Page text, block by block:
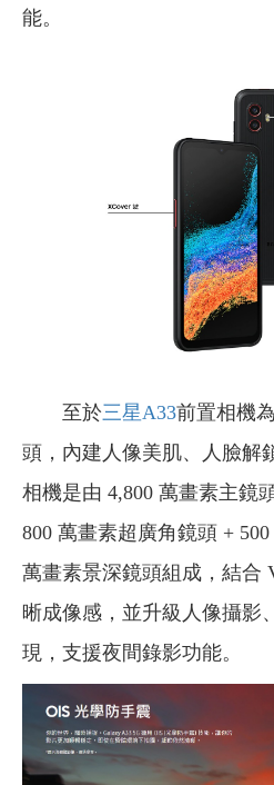
能。
至於三星A33前置相機
頭，內建人像美肌、人臉解
相機是由 4,800 萬畫素主鏡
800 萬畫素超廣角鏡頭 +
萬畫素景深鏡頭組成，結合
晰成像感，並升級人像攝影
現，支援夜間錄影功能。